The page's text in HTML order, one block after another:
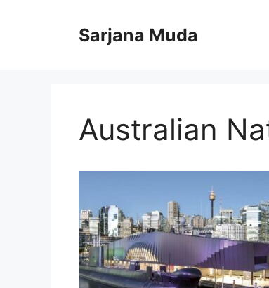
Sarjana Muda
Australian